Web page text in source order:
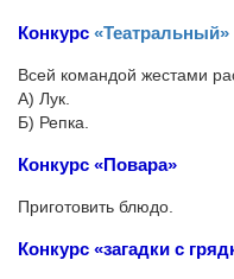
Конкурс «Театральный»
Всей командой жестами
А) Лук.
Б) Репка.
Конкурс «Повара»
Приготовить блюдо.
Конкурс «загадки с